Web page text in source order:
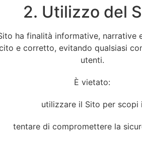
2. Utilizzo del
ha finalità informative, narrative
e corretto, evitando qualsiasi
utenti.
È vietato:
utilizzare il Sito per scopi
tentare di compromettere la